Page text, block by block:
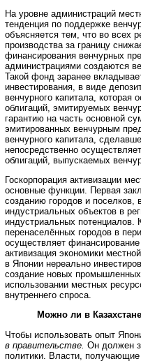
На уровне администраций
тенденция по поддержке
объясняется тем, что во всех
производства за границу
финансирования венчурных
администрациями создаются
Такой фонд заранее
инвестирования, в виде
венчурного капитала, которая
облигаций, эмитируемых
гарантию на часть основной
эмитированных венчурным
венчурного капитала,
непосредственно
облигаций, выпускаемых
Госкорпорация активизации
основные функции. Первая
созданию городов и
индустриальных объектов в
индустриальных
перенаселённых городов в
осуществляет
активизация экономики
в Японии нереально
создание новых
использовании местных
внутреннего спроса.
Можно ли в
Чтобы использовать опыт
в правительстве. Он должен
политики. Власти,